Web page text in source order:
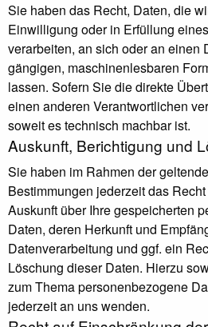
Sie haben das Recht, Daten, die
Einwilligung oder in Erfüllung
verarbeiten, an sich oder an einen
gängigen, maschinenlesbaren
lassen. Sofern Sie die direkte
einen anderen Verantwortlichen
soweit es technisch machbar ist.
Auskunft, Berichtigung und
Sie haben im Rahmen der
Bestimmungen jederzeit das
Auskunft über Ihre gespeicherten
Daten, deren Herkunft und
Datenverarbeitung und ggf. ein
Löschung dieser Daten. Hierzu
zum Thema personenbezogene
jederzeit an uns wenden.